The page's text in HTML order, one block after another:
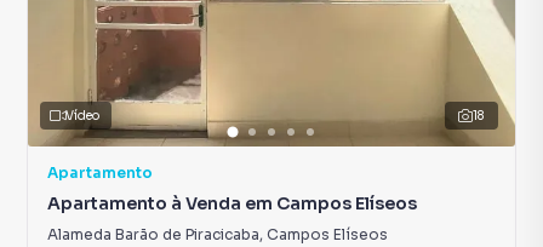
18
Vídeo
Apartamento
Apartamento à Venda em Campos Elíseos
Alameda Barão de Piracicaba, Campos Elíseos